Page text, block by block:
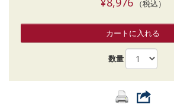
（税込）
カートに入れる
数量